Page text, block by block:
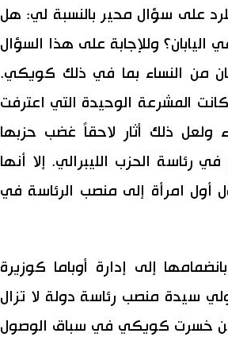
على سؤال محير بالنسبة لي: هل
وللإجابة على هذا السؤال
من النساء بما في ذلك كويكي.
المشرعة الوحيدة التي اعترفت
ولعل ذلك أثار لاحقاً غضب حزبها
رئاسة الحزب الليبرالي. إلا أنها
أول امرأة إلى منصب الرئاسة في
إلى إدارة أوباما كوزيرة
سيدة منصب رئاسة دولة لا تزال
حين خسرت كويكي في سباق الوصول